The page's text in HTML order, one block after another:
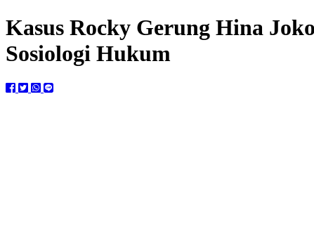
Kasus Rocky Gerung Hina
Sosiologi Hukum